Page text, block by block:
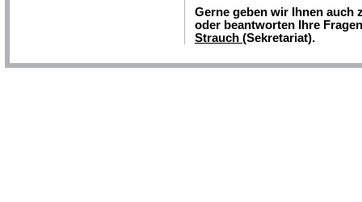
Gerne geben wir Ihnen auch
oder beantworten Ihre
Strauch (Sekretariat).